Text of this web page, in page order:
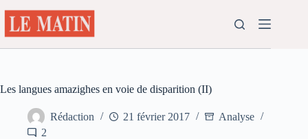
au
contenu
Les langues amazighes en voie de disparition (II)
Rédaction 21 février 2017
Analyse
2